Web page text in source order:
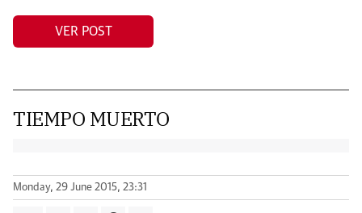
VER POST
TIEMPO MUERTO
Monday, 29 June 2015, 23:31